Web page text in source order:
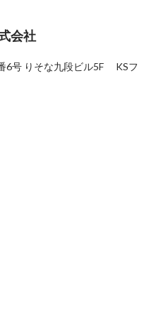
会社
6号 りそな九段ビル5F KSフ